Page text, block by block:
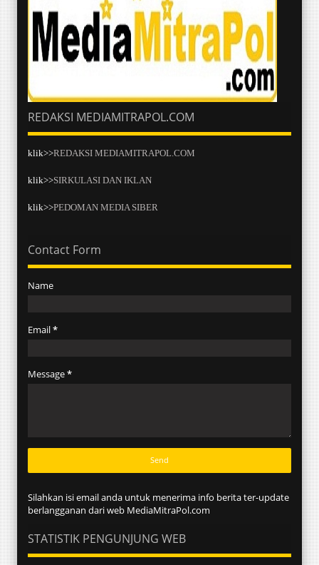
REDAKSI MEDIAMITRAPOL.COM
klik>>REDAKSI MEDIAMITRAPOL.COM
klik>>SIRKULASI DAN IKLAN
klik>>PEDOMAN MEDIA SIBER
Contact Form
Name
Email*
Message*
Silahkan isi email anda untuk menerima info berita ter-update
berlangganan dari web MediaMitraPol.com
STATISTIK PENGUNJUNG WEB